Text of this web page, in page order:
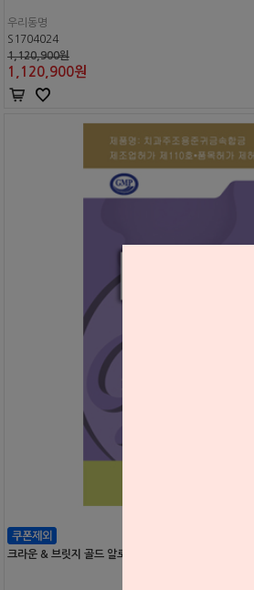
우리동명
S1704024
1,120,900원
1,120,900원
크라운 & 브릿지 골드 알로이 DM20